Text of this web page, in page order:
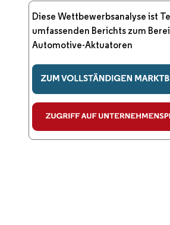
Diese Wettbewerbsanalyse ist
umfassenden Berichts zum
Automotive-Aktuatoren